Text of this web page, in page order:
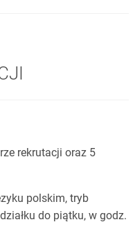
rekrutacji oraz 5
polskim, tryb
do piątku, w godz.